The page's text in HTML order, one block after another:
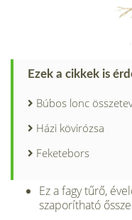
Ezek a cikkek is
Búbos lonc
Házi kövirózsa
Feketebors
Ez a fagy tűrő,
szapo­rítható